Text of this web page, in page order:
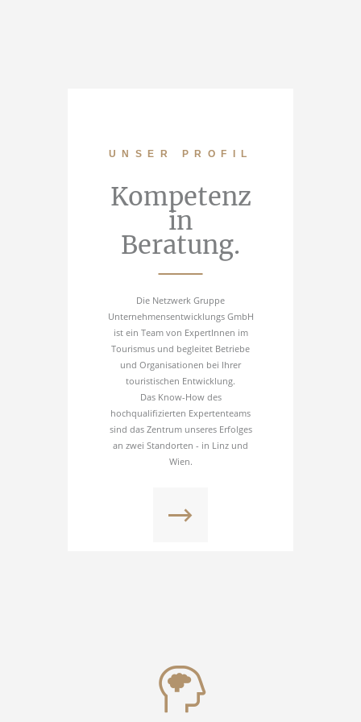
UNSER PROFIL
Kompetenz
in
Beratung.
Die Netzwerk Gruppe
Unternehmensentwicklungs GmbH
ist ein Team von ExpertInnen im
Tourismus und begleitet Betriebe
und Organisationen bei Ihrer
touristischen Entwicklung.
Das Know-How des
hochqualifizierten Expertenteams
sind das Zentrum unseres Erfolges
an zwei Standorten - in Linz und
Wien.